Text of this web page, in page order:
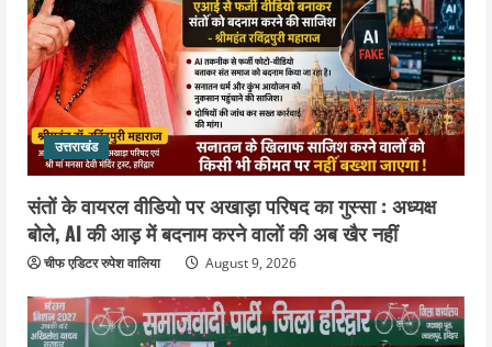
उत्तराखंड
संतों के वायरल वीडियो पर अखाड़ा परिषद का गुस्सा : अध्यक्ष
बोले, AI की आड़ में बदनाम करने वालों की अब खैर नहीं
चीफ एडिटर रुपेश वालिया August 9, 2026